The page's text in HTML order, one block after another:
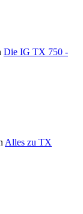
Die IG TX 750 -
Alles zu TX